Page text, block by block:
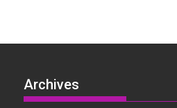
Archives